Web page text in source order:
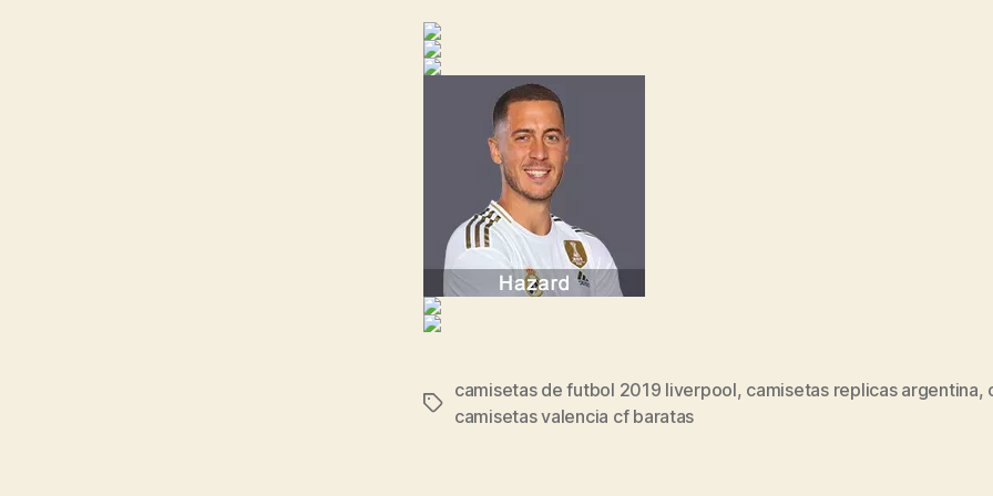
Etiquetas
camisetas de futbol 2019 liverpool, camisetas replicas argentina,
camisetas valencia cf baratas